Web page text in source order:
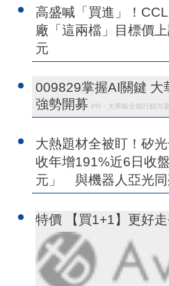
高盛喊「買進」！
廠「這兩檔」目標價
元
009829掌握AI關鍵 大
強勢開募 PR・大華銀全能行銷方案
大熱題材全被盯！矽
收年增191%近6日收
元」 與機器人亞光同
特價 【買1+1】更好